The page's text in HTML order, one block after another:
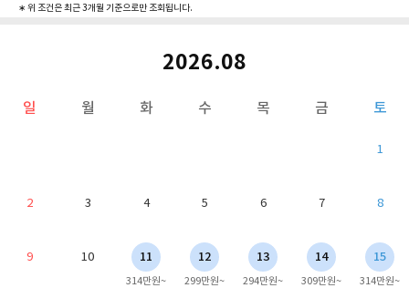
∗ 위 조건은 최근 3개월 기준으로만 조회됩니다.
2026.08
일 월 화 수 목 금 토
1
2 3 4 5 6 7 8
9 10 11
314만원~
12
299만원~
13
294만원~
14
309만원~
15
314만원~